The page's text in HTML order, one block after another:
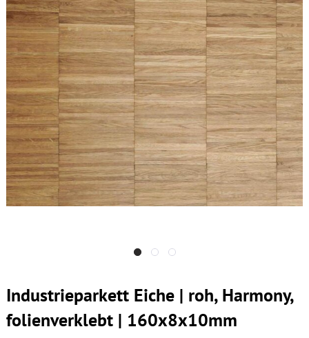
Industrieparkett Eiche | roh, Harmony,
folienverklebt | 160x8x10mm